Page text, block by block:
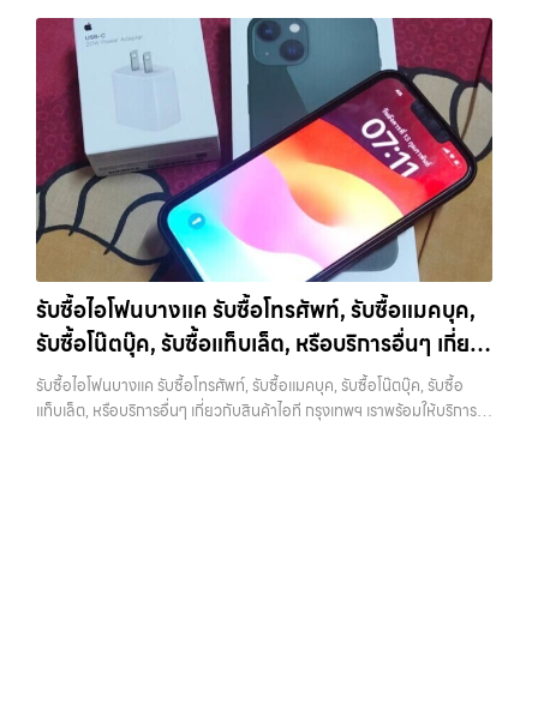
ทันที โดยเน้นบริการในพื้นที่ ลาดพร้าว, รัชดา, บางรัก, แจ้งวัฒนะ, บางแค,
วัชรพล, รามอินทรา, รวมถึง บางนา, บางพลี, เกษตรนวมินทร์, เสนานิคม,
วังหินไม่ว่าคุณจะต้องการ รับซื้อโทรศัพท์, รับซื้อแมคบุค, รับซื้อโน๊ตบุ๊ค, รับ
ซื้อแท็บเล็ต, หรือบริการอื่นๆ เกี่ยวกับสินค้าไอที กรุงเทพฯ – เราพร้อมให้
บริการครบวงจร บริการของเรา เราให้บริการแบบครบวงจรสำหรับลูกค้าที่
ต้องการขายอุปกรณ์ไอที ไม่ว่าจะเป็น:…
ทรัพย์สินที่มีมูลค่า คุณอาจต้องการเปลี่ยนรุ่น หรือต้องการเงินด่วน เราจึง
มอบบริการประเมินสภาพเครื่อง ฟรี ปราบปรามความยุ่งยากทั้งหลาย โดย
เน้น โปร่งใส มั่นใจได้ และจ่ายเงินทันทีเมื่อตกลงซื้อขายสำเร็จ บริการของเรา
ครอบคลุมทั้ง iPhone สายใหม่-เก่า, Samsung ทุกรุ่น, iPad และแท็บเล็ต
ทุกแบรนด์ เรารับถึงแม้จะอยู่ในสภาพใช้งานแล้ว ตกแต่งแล้ว หรือมีรอยบ้าง
เพราะมูลค่าของเครื่องไม่ได้ขึ้นอยู่แค่ยี่ห้อ แต่ขึ้นอยู่กับสภาพจริง ความครบ
ชุด และความสะดวกในการขายของคุณ เราจึงตั้งใจให้บริการในเขต
ลาดพร้าว, รัชดา, บางรัก, แจ้งวัฒนะ, บางแค, วัชรพล, รามอินทรา, บางนา,
บางพลี, เกษตรนวมินทร์, เสนานิคม, วังหิน อย่างเต็มที่ ไม่ว่าคุณจะค้นหาคำ
ว่า “รับซื้อมือถือใกล้ฉัน”, “รับซื้อโทรศัพท์มือสองกรุงเทพ”, “ขาย iPad ได้
ราคา”, “รับซื้อแท็บเล็ต กรุงเทพถึงที่”, หรือ “รับซื้อ Samsung มือสอง
ราคาสูง” — ที่นี่คือคำตอบ เพราะบริการของเรามุ่งตรงให้คุณได้รับราคาและ
ความสะดวกสบายที่เหนือกว่า เลือกเราแล้วคุณจะได้บริการที่คุณไว้วางใจ
พร้อมทีมงานที่พร้อมอำนวยความสะดวก นัดรับถึงที่ ตรวจสภาพอย่างมือ
อาชีพ และจ่ายเงินทันที ทั้งหมดนี้เพื่อให้การขายอุปกรณ์ของคุณเป็นเรื่อง
ง่ายขึ้น ดีกว่า รวดเร็วกว่า และคุ้มค่ากว่า ทำไมต้องเลือกเรา ผู้เชี่ยวชาญด้าน
การให้บริการ รับซื้อมือถือ iPhone, Samsung, ไอแพด แท็บเล็ตทุกยี่ห้อ ใน
เครื่องก่อนขาย บทความนี้จะพาไปดูวิธีเตรียม iPhone แบบครบทุกขั้นตอน
ตั้งแต่เรื่องพื้นฐานไปจนถึงเทคนิคที่ช่วยเพิ่มมูลค่าเครื่องแบบที่หลายคนมอง
ข้าม หากทำครบทุกข้อ โอกาสที่จะได้ราคาดีขึ้นมีสูงอย่างชัดเจน ทำไมการเต
รียมเครื่องถึงสำคัญ ก่อนจะไปดูวิธี เราต้องเข้าใจก่อนว่าทำไมร้านรับซื้อถึง
ให้ความสำคัญกับรายละเอียดเหล่านี้ สำหรับร้านหรือผู้รับซื้อ iPhone สิ่งที่
เขามองคือ “ความพร้อมในการขายต่อ” หากเครื่องที่รับมาสามารถนำไปขาย
ต่อได้ทันทีโดยไม่ต้องเสียเวลาแก้ไข ไม่ต้องลบข้อมูล ไม่ต้องซ่อมเพิ่ม ความ
เสี่ยงก็จะต่ำลง และนั่นทำให้เขากล้ารับในราคาที่สูงขึ้น ในทางกลับกัน ถ้า
เครื่องยังมีข้อมูลค้างอยู่ ติด iCloud หรือสภาพดูไม่เรียบร้อย ร้านจะต้อง
เสียเวลาและต้นทุนเพิ่ม สิ่งเหล่านี้จะถูกนำไปหักออกจากราคาที่เสนอให้กับ
คุณโดยตรง 1. สำรองข้อมูลให้เรียบร้อยก่อนล้างเครื่อง ขั้นตอนแรกที่ควร
ทำเสมอคือการสำรองข้อมูล เพราะหลังจากล้างเครื่องแล้ว ข้อมูลทั้งหมดจะ
ไม่สามารถกู้คืนได้อีก ไม่ว่าจะเป็นรูปภาพ รายชื่อ เบอร์โทร หรือแชทต่างๆ
หลายคนมักรีบล้างเครื่องเพราะอยากขายเร็ว แต่สุดท้ายต้องกลับมาเสีย
พลาดที่ไม่ควรเกิดขึ้นเลย คุณสามารถสำรองข้อมูลได้ผ่าน iCloud หรือผ่าน
คอมพิวเตอร์ก็ได้ หากต้องการความสะดวก iCloud จะเป็นตัวเลือกที่ง่าย
รับซื้อไอโฟนบางแค รับซื้อโทรศัพท์, รับซื้อแมคบุค,
รับซื้อโน๊ตบุ๊ค, รับซื้อแท็บเล็ต, หรือบริการอื่นๆ เกี่ยว
กับสินค้าไอที กรุงเทพฯ เราพร้อมให้บริการครบวงจร
รับซื้อไอโฟนบางแค รับซื้อโทรศัพท์, รับซื้อแมคบุค, รับซื้อโน๊ตบุ๊ค, รับซื้อ
แท็บเล็ต, หรือบริการอื่นๆ เกี่ยวกับสินค้าไอที กรุงเทพฯ เราพร้อมให้บริการ